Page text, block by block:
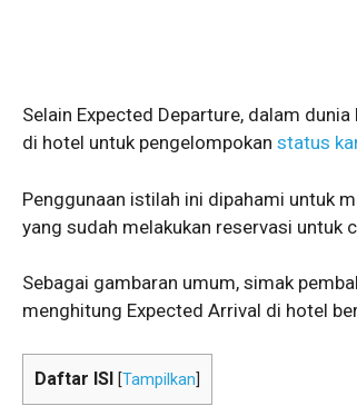
Selain Expected Departure, dalam
di hotel untuk pengelompokan status
Penggunaan istilah ini dipahami untuk
yang sudah melakukan reservasi untuk
Sebagai gambaran umum, simak
menghitung Expected Arrival di hotel
Daftar ISI [Tampilkan